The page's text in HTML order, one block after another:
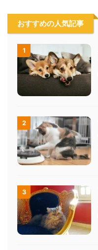
おすすめの人気記事
1
2
3